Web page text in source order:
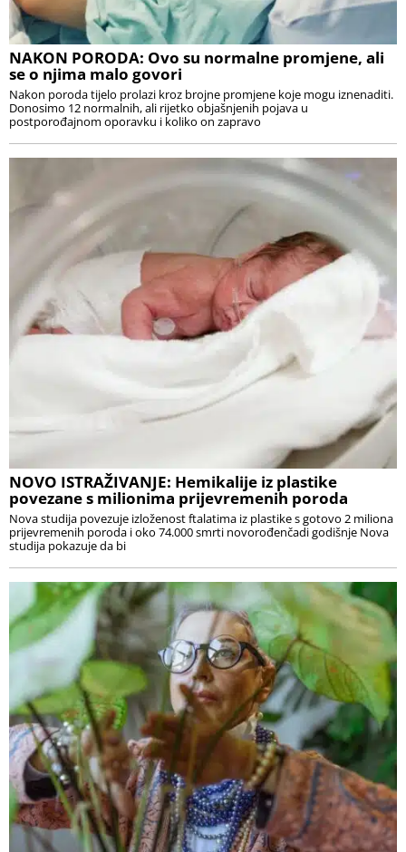
NAKON PORODA: Ovo su normalne promjene, ali
se o njima malo govori
Nakon poroda tijelo prolazi kroz brojne promjene koje mogu iznenaditi.
Donosimo 12 normalnih, ali rijetko objašnjenih pojava u
postporođajnom oporavku i koliko on zapravo
NOVO ISTRAŽIVANJE: Hemikalije iz plastike
povezane s milionima prijevremenih poroda
Nova studija povezuje izloženost ftalatima iz plastike s gotovo 2 miliona
prijevremenih poroda i oko 74.000 smrti novorođenčadi godišnje Nova
studija pokazuje da bi